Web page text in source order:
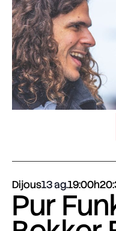
Dijous13 ag.19:00h
Pur